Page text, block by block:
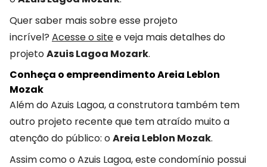
Quer saber mais sobre esse projeto
incrível? Acesse o sitee veja mais detalhes do
projetoAzuis Lagoa Mozark.
Conheça o empreendimento Areia Leblon
Mozak
Além do Azuis Lagoa, a construtora também tem
outro projeto recente que tem atraído muito a
atenção do público: oAreia Leblon Mozak.
Assim como o Azuis Lagoa, este condomínio possui